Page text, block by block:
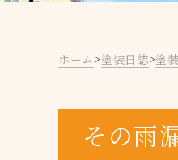
ホーム >塗装日誌>塗
その雨